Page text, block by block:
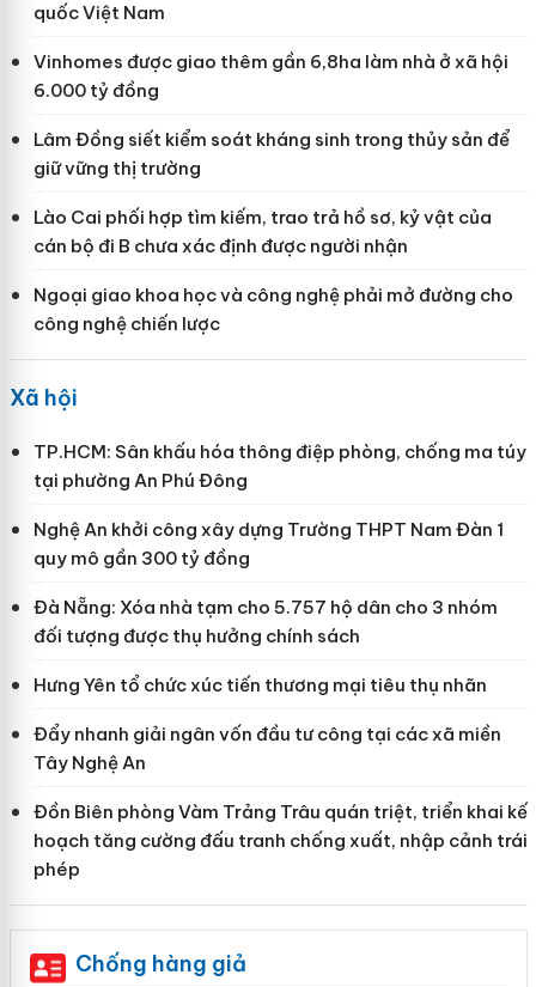
quốc Việt Nam
Vinhomes được giao thêm gần 6,8ha làm nhà ở xã hội
6.000 tỷ đồng
Lâm Đồng siết kiểm soát kháng sinh trong thủy sản để
giữ vững thị trường
Lào Cai phối hợp tìm kiếm, trao trả hồ sơ, kỷ vật của
cán bộ đi B chưa xác định được người nhận
Ngoại giao khoa học và công nghệ phải mở đường cho
công nghệ chiến lược
Xã hội
TP.HCM: Sân khấu hóa thông điệp phòng, chống ma túy
tại phường An Phú Đông
Nghệ An khởi công xây dựng Trường THPT Nam Đàn 1
quy mô gần 300 tỷ đồng
Đà Nẵng: Xóa nhà tạm cho 5.757 hộ dân cho 3 nhóm
đối tượng được thụ hưởng chính sách
Hưng Yên tổ chức xúc tiến thương mại tiêu thụ nhãn
Đẩy nhanh giải ngân vốn đầu tư công tại các xã miền
Tây Nghệ An
Đồn Biên phòng Vàm Trảng Trâu quán triệt, triển khai kế
hoạch tăng cường đấu tranh chống xuất, nhập cảnh trái
phép
Chống hàng giả